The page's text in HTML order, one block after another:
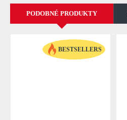
PODOBNÉ PRODUKTY
BESTSELLERS